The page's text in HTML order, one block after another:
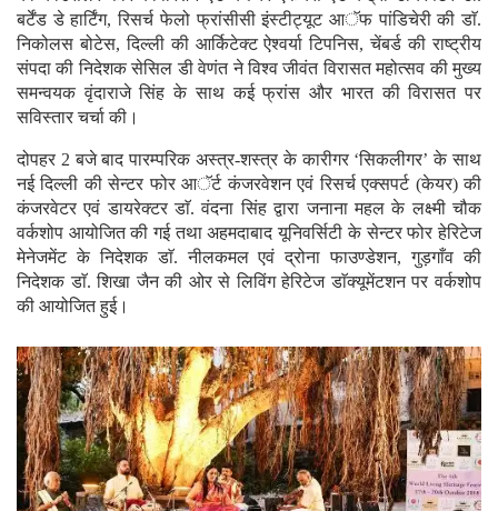
बर्टेंड डे हार्टिंग, रिसर्च फेलो फ्रांसीसी इंस्टीट्यूट आॅफ पांडिचेरी की डाॅ.
निकोलस बोटेस, दिल्ली की आर्किटेक्ट ऐश्वर्या टिपनिस, चेंबर्ड की राष्ट्रीय
संपदा की निदेशक सेसिल डी वेणंत ने विश्व जीवंत विरासत महोत्सव की मुख्य
समन्वयक वृंदाराजे सिंह के साथ कई फ्रांस और भारत की विरासत पर
सविस्तार चर्चा की।
दोपहर 2 बजे बाद पारम्परिक अस्त्र-शस्त्र के कारीगर ‘सिकलीगर’ के साथ
नई दिल्ली की सेन्टर फोर आॅर्ट कंजरवेशन एवं रिसर्च एक्सपर्ट (केयर) की
कंजरवेटर एवं डायरेक्टर डाॅ. वंदना सिंह द्वारा जनाना महल के लक्ष्मी चौक
वर्कशोप आयोजित की गई तथा अहमदाबाद यूनिवर्सिटी के सेन्टर फोर हेरिटेज
मेनेजमेंट के निदेशक डाॅ. नीलकमल एवं द्रोना फाउण्डेशन, गुड़गाँव की
निदेशक डाॅ. शिखा जैन की ओर से लिविंग हेरिटेज डाॅक्यूमेंटशन पर वर्कशोप
की आयोजित हुई।